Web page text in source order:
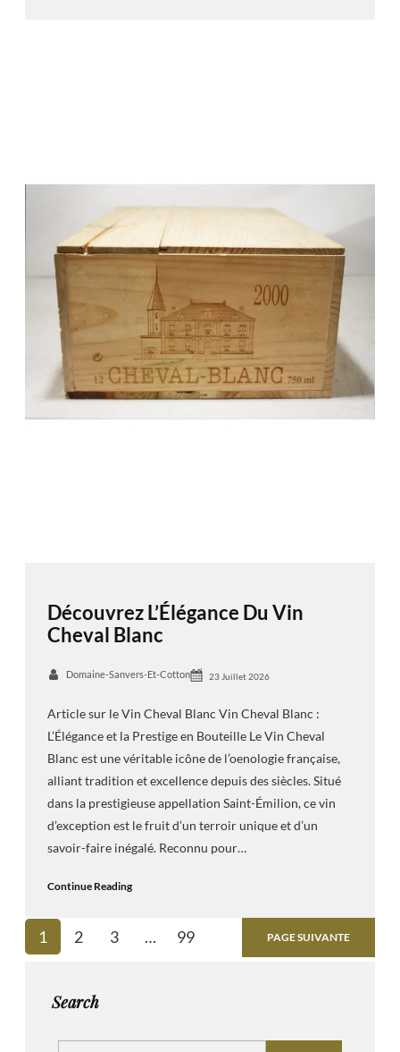
Découvrez L’Élégance Du Vin
Cheval Blanc
Domaine-Sanvers-Et-Cotton 23 Juillet 2026
Article sur le Vin Cheval Blanc Vin Cheval Blanc :
L’Élégance et la Prestige en Bouteille Le Vin Cheval
Blanc est une véritable icône de l’oenologie française,
alliant tradition et excellence depuis des siècles. Situé
dans la prestigieuse appellation Saint-Émilion, ce vin
d’exception est le fruit d’un terroir unique et d’un
savoir-faire inégalé. Reconnu pour…
Continue Reading
1 2 3 … 99 PAGE SUIVANTE
Search